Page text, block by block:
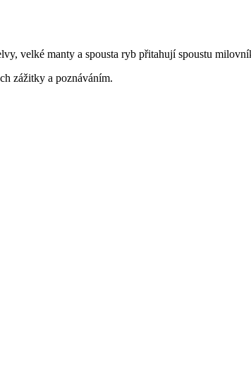
velké manty a spousta ryb přitahují spoustu
zážitky a poznáváním.